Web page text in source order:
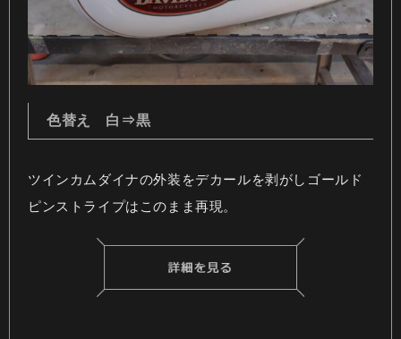
色替え 白⇒黒
ツインカムダイナの外装をデカールを剥がしゴールド
ピンストライプはこのまま再現。